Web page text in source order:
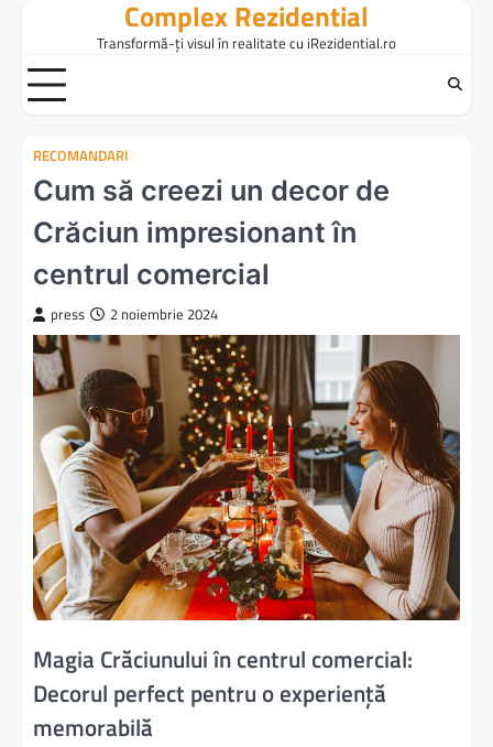
content
Complex Rezidential
Transformă-ți visul în realitate cu iRezidential.ro
RECOMANDARI
Cum să creezi un decor de
Crăciun impresionant în
centrul comercial
press 2 noiembrie 2024
Magia Crăciunului în centrul comercial:
Decorul perfect pentru o experiență
memorabilă